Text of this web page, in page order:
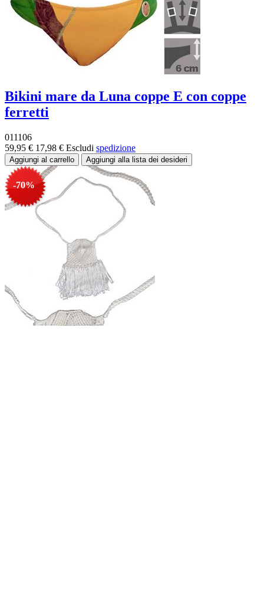
Bikini mare da Luna coppe E con coppe
ferretti
011106
59,95 € 17,98 € Escludi spedizione
-70%